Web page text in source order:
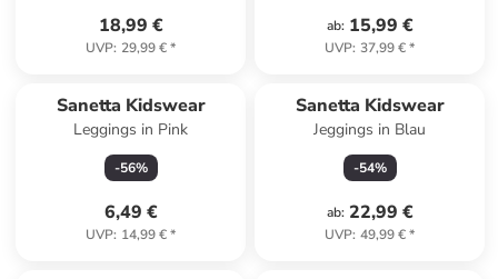
18,99 €
UVP: 29,99 €*
ab: 15,99 €
UVP: 37,99 €*
Sanetta Kidswear
Leggings in Pink
-56%
6,49 €
UVP: 14,99 €*
Sanetta Kidswear
Jeggings in Blau
-54%
ab: 22,99 €
UVP: 49,99 €*